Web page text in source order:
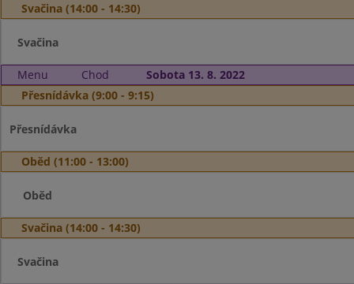
Svačina (14:00 - 14:30)
Svačina
Menu Chod
Sobota 13. 8. 2022
Přesnídávka (9:00 - 9:15)
Přesnídávka
Oběd (11:00 - 13:00)
Oběd
Svačina (14:00 - 14:30)
Svačina